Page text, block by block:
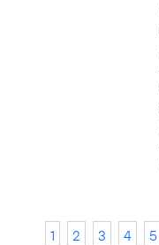
1 2 3 4 5